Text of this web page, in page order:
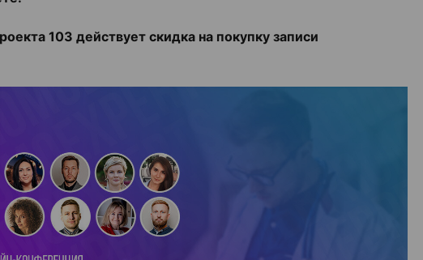
103 действует скидка на покупку записи